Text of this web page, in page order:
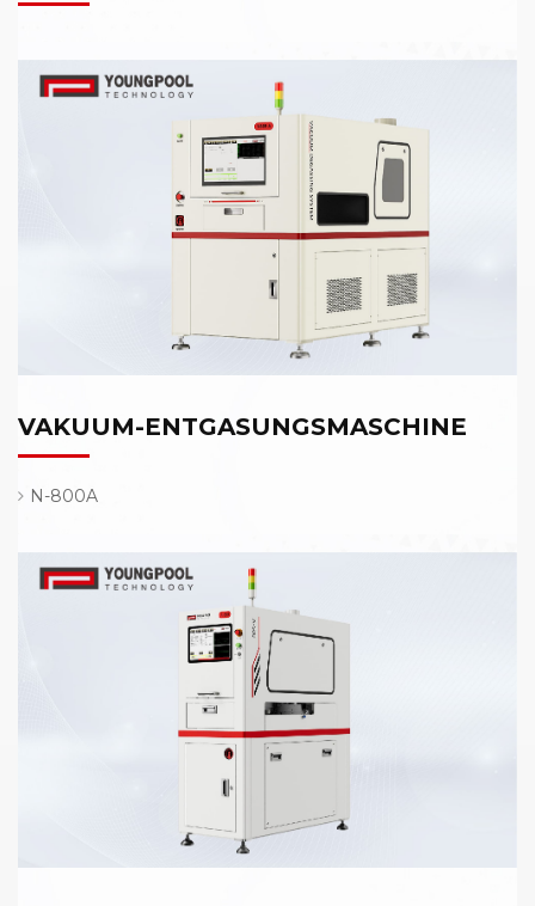
VAKUUM-ENTGASUNGSMASCHINE
N-800A